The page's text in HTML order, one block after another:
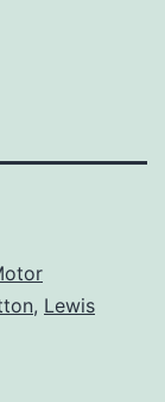
, Lewis